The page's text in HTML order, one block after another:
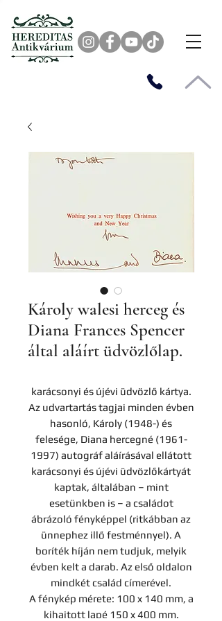
Károly walesi herceg és
Diana Frances Spencer
által aláírt üdvözlőlap.
karácsonyi és újévi üdvözlő kártya.
Az udvartartás tagjai minden évben
hasonló, Károly (1948-) és
felesége, Diana hercegné (1961-
1997) autográf aláírásával ellátott
karácsonyi és újévi üdvözlőkártyát
kaptak, általában – mint
esetünkben is – a családot
ábrázoló fényképpel (ritkábban az
ünnephez illő festménnyel). A
boríték híján nem tudjuk, melyik
évben kelt a darab. Az első oldalon
mindkét család címerével.
A fénykép mérete: 100 x 140 mm, a
kihajtott lapé 150 x 400 mm.